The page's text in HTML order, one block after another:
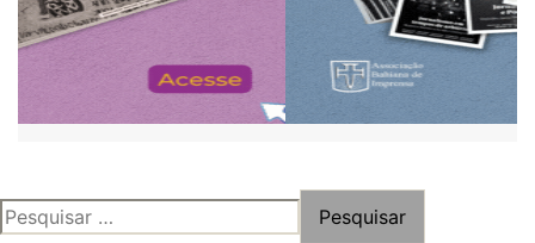
PESQUISAR
POR: